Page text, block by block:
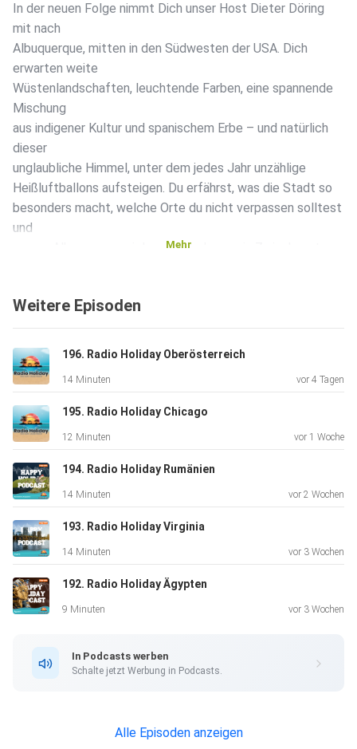
In der neuen Folge nimmt Dich unser Host Dieter Döring
mit nach
Albuquerque, mitten in den Südwesten der USA. Dich
erwarten weite
Wüstenlandschaften, leuchtende Farben, eine spannende
Mischung
aus indigener Kultur und spanischem Erbe – und natürlich
dieser
unglaubliche Himmel, unter dem jedes Jahr unzählige
Heißluftballons aufsteigen. Du erfährst, was die Stadt so
besonders macht, welche Orte du nicht verpassen solltest
und
warum Albuquerque viel mehr ist als nur ein Zwischenstopp
Mehr
Weitere Episoden
196. Radio Holiday Oberösterreich
14 Minuten vor 4 Tagen
195. Radio Holiday Chicago
12 Minuten vor 1 Woche
194. Radio Holiday Rumänien
14 Minuten vor 2 Wochen
193. Radio Holiday Virginia
14 Minuten vor 3 Wochen
192. Radio Holiday Ägypten
9 Minuten vor 3 Wochen
In Podcasts werben
Schalte jetzt Werbung in Podcasts.
Alle Episoden anzeigen